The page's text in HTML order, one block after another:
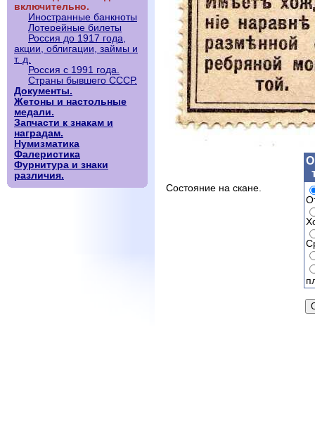
включительно.
Иностранные банкноты
Лотерейные билеты
Россия до 1917 года,
акции, облигации, займы и
т. д.
Россия с 1991 года.
Страны бывшего СССР.
Документы.
Жетоны и настольные
медали.
Запчасти к знакам и
наградам.
Нумизматика
Фалеристика
Фурнитура и знаки
различия.
Состояние на скане.